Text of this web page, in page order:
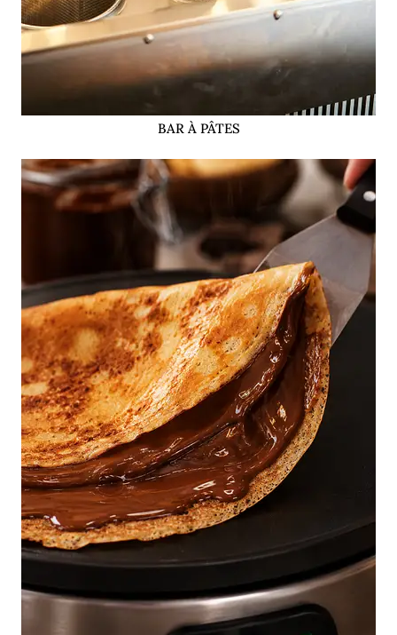
BAR À PÂTES